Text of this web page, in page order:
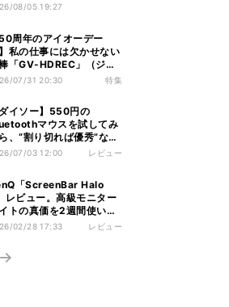
08/05 19:27
50周年のアイオーデー
私の仕事には欠かせない
「GV-HDREC」（ジャ
ン鈴木さん）
07/31 20:30 特集
ダイソー】550円の
マウスを試してみ
、“割り切れば優秀”な1
った
07/03 12:00 レビュー
「ScreenBar Halo
レビュー。高級モニター
トの真価を2週間使い込
体感する
02/28 17:33 レビュー